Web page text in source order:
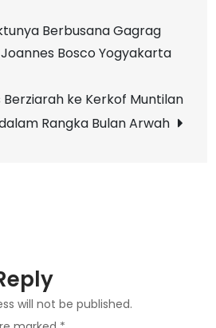
Berbusana Gagrag
Bosco Yogyakarta
ke Kerkof Muntilan
Rangka Bulan Arwah
will not be published.